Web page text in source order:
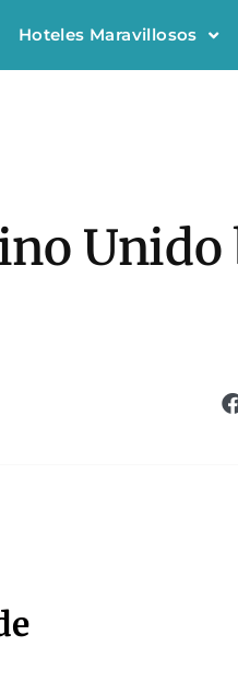
Hoteles Maravillosos
Unido